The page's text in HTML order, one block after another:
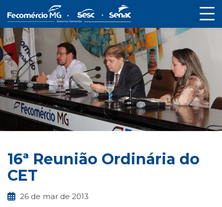
16ª Reunião Ordinária do
CET
26 de mar de 2013